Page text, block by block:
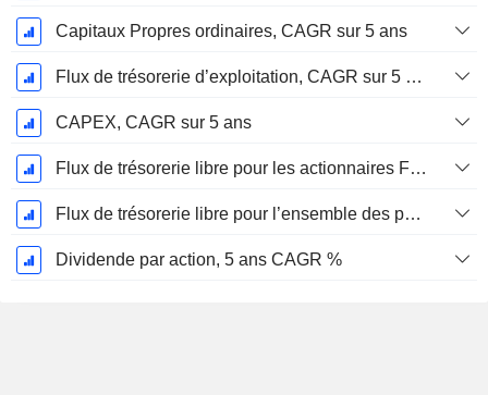
Capitaux Propres ordinaires, CAGR sur 5 ans
Flux de trésorerie d’exploitation, CAGR sur 5 ans
CAPEX, CAGR sur 5 ans
Flux de trésorerie libre pour les actionnaires FCFE, CAGR sur 5 ans
Flux de trésorerie libre pour l’ensemble des pourvoyeurs de fonds (créanciers et actionnaires) FCFF, CAGR sur 5 ans
Dividende par action, 5 ans CAGR %